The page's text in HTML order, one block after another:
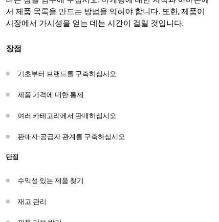
서 제품 목록을 만드는 방법을 익혀야 합니다. 또한, 제품이
시장에서 가시성을 얻는 데는 시간이 걸릴 것입니다.
장점
기초부터 브랜드를 구축하십시오
제품 가격에 대한 통제
여러 카테고리에서 판매하십시오
판매자-공급자 관계를 구축하십시오
단점
수익성 있는 제품 찾기
재고 관리